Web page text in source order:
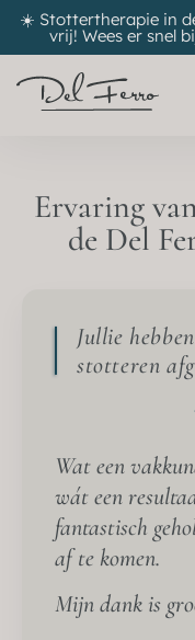
☀️ Stottertherapie in
vrij! Wees er snel
Ervaring
de Del
Jullie
stotteren
Wat een
wát een
fantastisch
af te komen.
Mijn dank is